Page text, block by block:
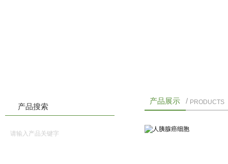
产品搜索
产品展示 / PRODUCTS